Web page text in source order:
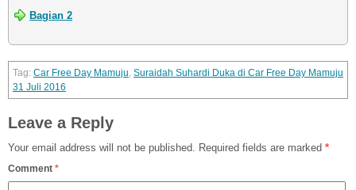
Bagian 2
Car Free Day Mamuju, Suraidah Suhardi Duka di Car Free Day Mamuju
31 Juli 2016
Leave a Reply
Your email address will not be published. Required fields are marked *
Comment *